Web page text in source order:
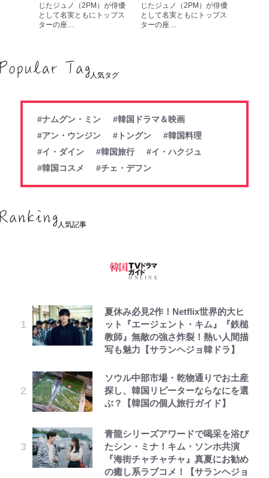
じたジュノ（2PM）が俳優
として名実ともにトップス
ターの座…
じたジュノ（2PM）が俳優
として名実ともにトップス
ターの座…
人気タグ
#ナムグン・ミン
#韓国ドラマ＆映画
#アン・ウンジン
#トングン
#韓国料理
#イ・ダイン
#韓国旅行
#イ・ハクジュ
#韓国コスメ
#チェ・デフン
人気記事
夏休み必見2作！Netflix世界的大ヒ
ット『エージェント・キム』『鉄槌
教師』無敵の強さ炸裂！熱い人間描
写も魅力【サランヘジョ韓ドラ】
ソウル中部市場・乾物通りでお土産
探し、韓国リピーターならなにを選
ぶ？【韓国の個人旅行ガイド】
青龍シリーズアワードで喝采を浴び
たシン・ミナ！キム・ソンホ共演
『海街チャチャチャ』真夏にお勧め
の癒し系ラブコメ！【サランヘジョ